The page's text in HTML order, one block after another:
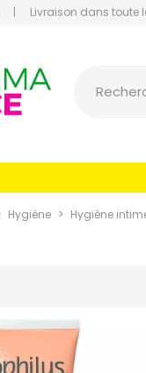
| Livraison dans toute
Hygiène Hygiène